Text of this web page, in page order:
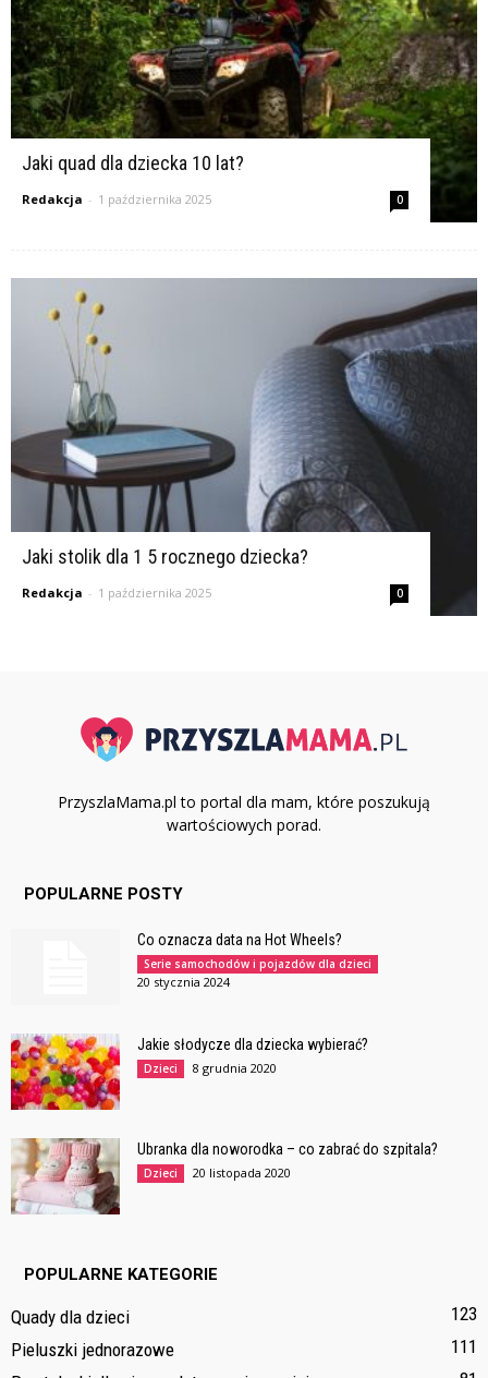
Jaki quad dla dziecka 10 lat?
Redakcja - 1 października 2025 0
Jaki stolik dla 1 5 rocznego dziecka?
Redakcja - 1 października 2025 0
PrzyszlaMama.pl to portal dla mam, które poszukują
wartościowych porad.
POPULARNE POSTY
Co oznacza data na Hot Wheels?
Serie samochodów i pojazdów dla dzieci
20 stycznia 2024
Jakie słodycze dla dziecka wybierać?
Dzieci 8 grudnia 2020
Ubranka dla noworodka – co zabrać do szpitala?
Dzieci 20 listopada 2020
POPULARNE KATEGORIE
Quady dla dzieci
123
Pieluszki jednorazowe
111